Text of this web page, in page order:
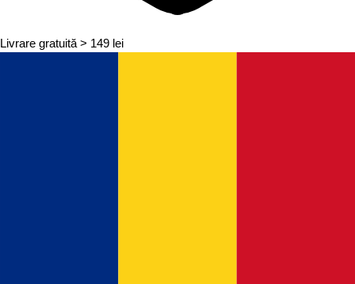
Livrare gratuită > 149 lei